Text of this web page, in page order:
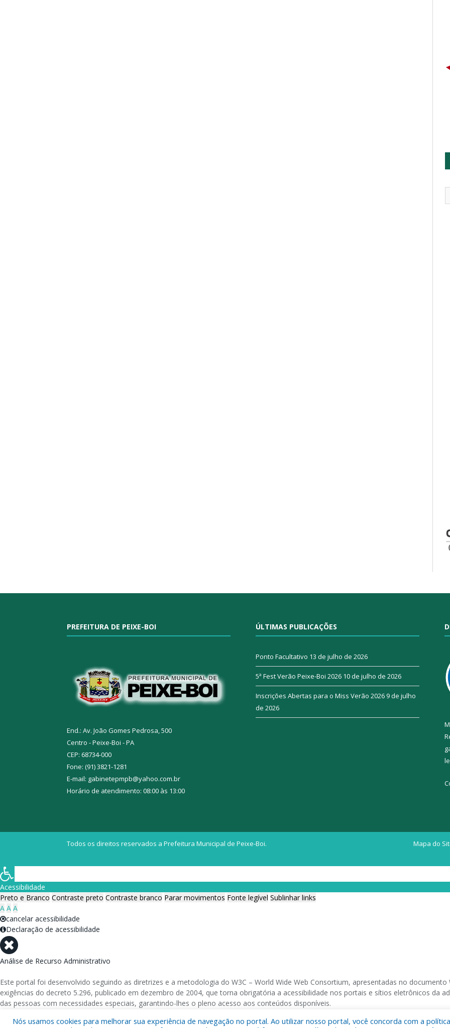
PREFEITURA DE PEIXE-BOI
End.: Av. João Gomes Pedrosa, 500
Centro - Peixe-Boi - PA
CEP: 68734-000
Fone: (91) 3821-1281
E-mail: gabinetepmpb@yahoo.com.br
Horário de atendimento: 08:00 às 13:00
ÚLTIMAS PUBLICAÇÕES
Ponto Facultativo 13 de julho de 2026
5ª Fest Verão Peixe-Boi 2026 10 de julho de 2026
Inscrições Abertas para o Miss Verão 20269 de julho
de 2026
Todos os direitos reservados a Prefeitura Municipal de Peixe-Boi. Mapa do
Nós usamos cookies para melhorar sua experiência de navegação no portal. Ao utilizar nosso portal, você concorda com a
Acessibilidade
Preto e Branco Contraste preto Contraste branco Parar movimentos Fonte legível Sublinhar links
A A A
cancelar acessibilidade
Declaração de acessibilidade
Análise de Recurso Administrativo
Este portal foi desenvolvido seguindo as diretrizes e a metodologia do W3C – World Wide Web Consortium, apresentadas no
exigências do decreto 5.296, publicado em dezembro de 2004, que torna obrigatória a acessibilidade nos portais e sítios eletrônicos da
das pessoas com necessidades especiais, garantindo-lhes o pleno acesso aos conteúdos disponíveis.
Além de validações automáticas, foram realizados testes em diversos navegadores e através do utilitário de acesso a Internet do